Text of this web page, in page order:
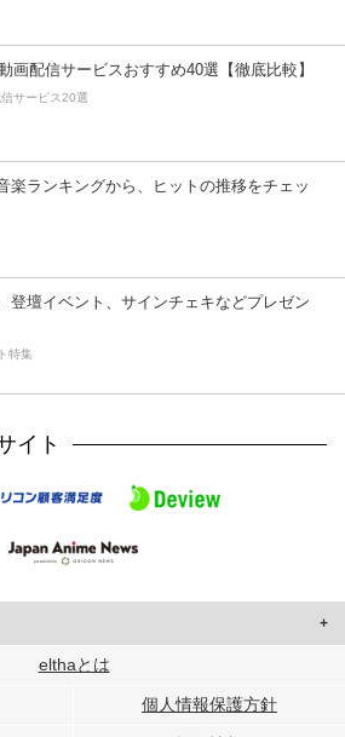
画配信サービスおすすめ40選【徹底比較】
サービス20選
楽ランキングから、ヒットの推移をチェッ
登壇イベント、サインチェキなどプレゼン
特集
イト
して、ユーザーに合わせたコンテンツや広告の
elthaとは
個人情報保護方針